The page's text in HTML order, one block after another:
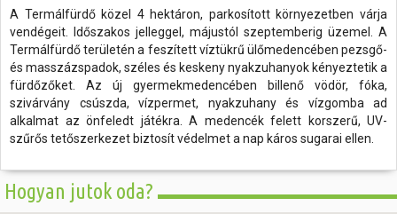
A Termálfürdő közel 4 hektáron, parkosított környezetben várja
vendégeit. Időszakos jelleggel, májustól szeptemberig üzemel. A
Termálfürdő területén a feszített víztükrű ülőmedencében pezsgő-
és masszázspadok, széles és keskeny nyakzuhanyok kényeztetik a
fürdőzőket. Az új gyermekmedencében billenő vödör, fóka,
szivárvány csúszda, vízpermet, nyakzuhany és vízgomba ad
alkalmat az önfeledt játékra. A medencék felett korszerű, UV-
szűrős tetőszerkezet biztosít védelmet a nap káros sugarai ellen.
Hogyan jutok oda?